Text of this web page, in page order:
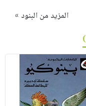
المزيد من البنود »
)